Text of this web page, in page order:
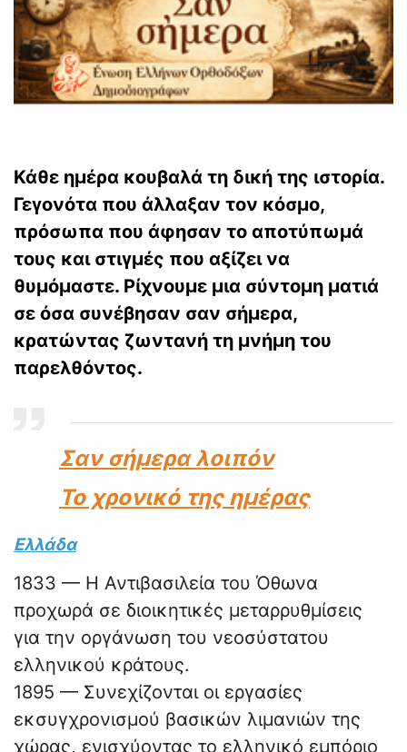
Κάθε ημέρα κουβαλά τη δική της ιστορία.
Γεγονότα που άλλαξαν τον κόσμο,
πρόσωπα που άφησαν το αποτύπωμά
τους και στιγμές που αξίζει να
θυμόμαστε. Ρίχνουμε μια σύντομη ματιά
σε όσα συνέβησαν σαν σήμερα,
κρατώντας ζωντανή τη μνήμη του
παρελθόντος.
Σαν σήμερα λοιπόν
Το χρονικό της ημέρας
Ελλάδα
1833 — Η Αντιβασιλεία του Όθωνα
προχωρά σε διοικητικές μεταρρυθμίσεις
για την οργάνωση του νεοσύστατου
ελληνικού κράτους.
1895 — Συνεχίζονται οι εργασίες
εκσυγχρονισμού βασικών λιμανιών της
χώρας, ενισχύοντας το ελληνικό εμπόριο